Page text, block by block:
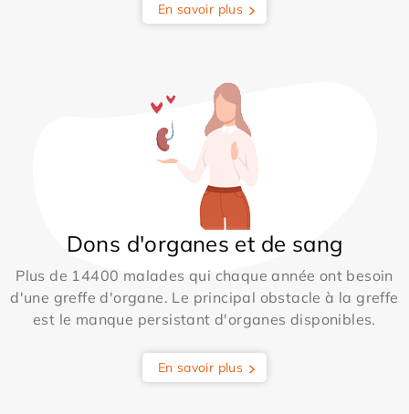
En savoir plus
Dons d'organes et de sang
Plus de 14400 malades qui chaque année ont besoin
d'une greffe d'organe. Le principal obstacle à la greffe
est le manque persistant d'organes disponibles.
En savoir plus